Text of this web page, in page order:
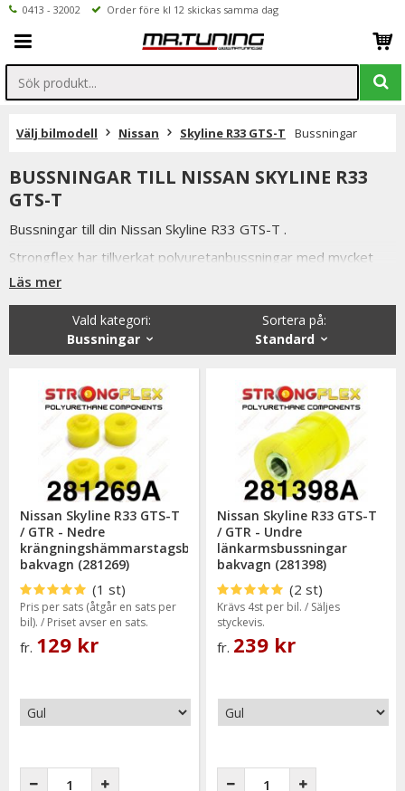
0413 - 32002 Order före kl 12 skickas samma dag
Välj bilmodell Nissan Skyline R33 GTS-T Bussningar
BUSSNINGAR TILL NISSAN SKYLINE R33
GTS-T
Bussningar till din Nissan Skyline R33 GTS-T .
Strongflex har tillverkat polyuretanbussningar med mycket
hög kvalité i över tio år.
Röd polyuretanbussning = Motsvarar original hårdhet (80
Lämpar sig som vill förbättra din bils väghållning utan att
Samt att polyuretanbussningar har betydligt längre livslängd
än original gummibussningar.
Gul polyuretanbussning = Lämpar sig väl till trimmade -samt
tävlingsbilar (90 ShA).
Enda skillnaden mellan färgerna är hårdheten.
Läs mer
Sortera på:
Standard
Vald kategori:
Bussningar
Nissan Skyline R33 GTS-T
/ GTR - Nedre
krängningshämmarstagsbussning
bakvagn (281269)
(1 st)
Pris per sats (åtgår en sats per
bil). / Priset avser en sats.
fr. 129 kr
Nissan Skyline R33 GTS-T
/ GTR - Undre
länkarmsbussningar
bakvagn (281398)
(2 st)
Krävs 4st per bil. / Säljes
styckevis.
fr. 239 kr